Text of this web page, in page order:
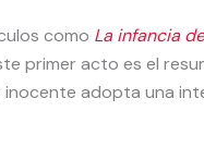
como La infancia
primer acto es el
inocente adopta una